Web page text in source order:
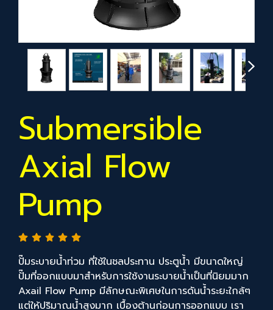
Submersible
Axial Flow
Pump
ปั๊มระบายน้ำท่วม ที่ใช้ในชลประทาน ประตูน้ำ มีขนาดใหญ่
ปั๊มที่ออกแบบมาสำหรับการใช้งานระบายน้ำเป็นที่นิยมมาก
Axail Flow Pump มีลักษณะพิเศษในการดันน้ำระยะใกล้ๆ
แต่ให้ปริมาณน้ำสูงมาก เบื้องต้านก่อนการออกแบบ เรา